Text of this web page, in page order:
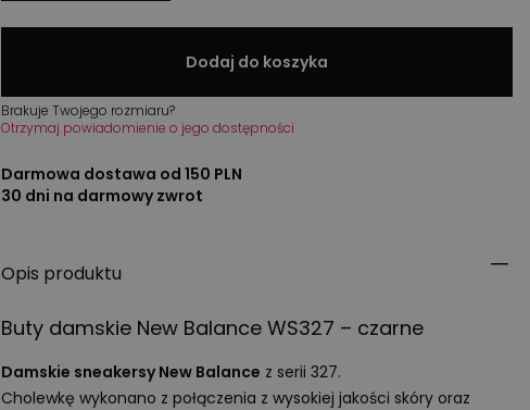
Dodaj do koszyka
Brakuje Twojego rozmiaru?
Otrzymaj powiadomienie o jego dostępności
Darmowa dostawa od 150 PLN
30 dni na darmowy zwrot
Opis produktu
Buty damskie New Balance WS327 – czarne
Damskie sneakersy New Balance z serii 327.
Cholewkę wykonano z połączenia z wysokiej jakości skóry oraz